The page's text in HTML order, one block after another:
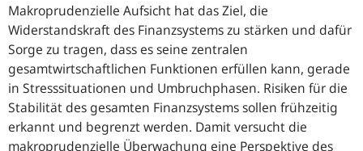
Makroprudenzielle Aufsicht hat das Ziel, die
Widerstandskraft des Finanzsystems zu stärken und dafür
Sorge zu tragen, dass es seine zentralen
gesamtwirtschaftlichen Funktionen erfüllen kann, gerade
in Stresssituationen und Umbruchphasen. Risiken für die
Stabilität des gesamten Finanzsystems sollen frühzeitig
erkannt und begrenzt werden. Damit versucht die
makroprudenzielle Überwachung eine Perspektive des